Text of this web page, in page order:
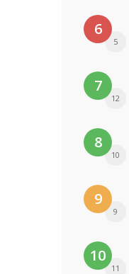
6
5
7
12
8
10
9
9
10
11